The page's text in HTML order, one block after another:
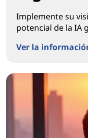
Implemente su
potencial de la IA
Ver la